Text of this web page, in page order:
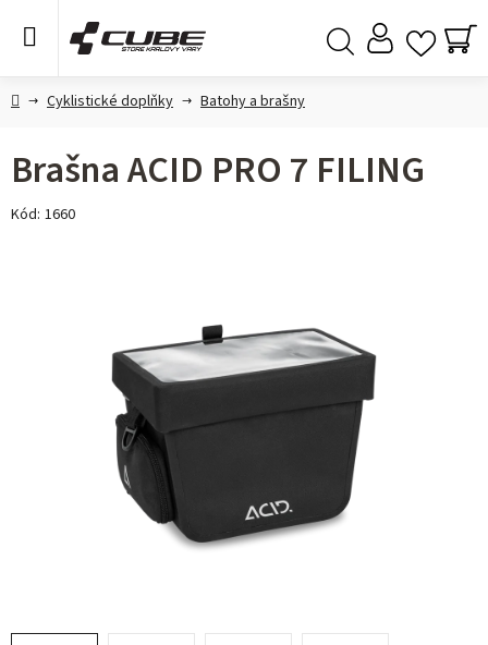
DomůCyklistické doplňky Batohy a brašny
Brašna ACID PRO 7 FILING
Kód: 1660